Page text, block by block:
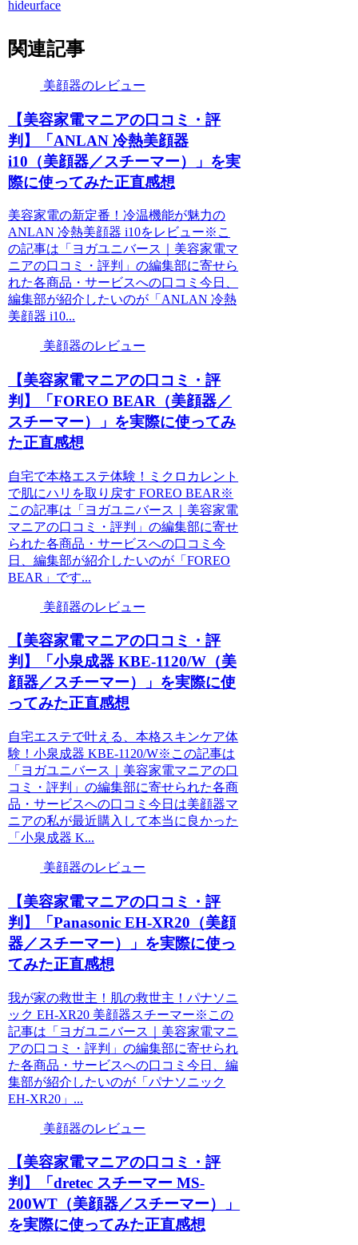
hideurface
関連記事
美顔器のレビュー
【美容家電マニアの口コミ・評
判】「ANLAN 冷熱美顔器
i10（美顔器／スチーマー）」を実
際に使ってみた正直感想
美容家電の新定番！冷温機能が魅力の
ANLAN 冷熱美顔器 i10をレビュー※こ
の記事は「ヨガユニバース｜美容家電マ
ニアの口コミ・評判」の編集部に寄せら
れた各商品・サービスへの口コミ今日、
編集部が紹介したいのが「ANLAN 冷熱
美顔器 i10...
美顔器のレビュー
【美容家電マニアの口コミ・評
判】「FOREO BEAR（美顔器／
スチーマー）」を実際に使ってみ
た正直感想
自宅で本格エステ体験！ミクロカレント
で肌にハリを取り戻す FOREO BEAR※
この記事は「ヨガユニバース｜美容家電
マニアの口コミ・評判」の編集部に寄せ
られた各商品・サービスへの口コミ今
日、編集部が紹介したいのが「FOREO
BEAR」です...
美顔器のレビュー
【美容家電マニアの口コミ・評
判】「小泉成器 KBE-1120/W（美
顔器／スチーマー）」を実際に使
ってみた正直感想
自宅エステで叶える、本格スキンケア体
験！小泉成器 KBE-1120/W※この記事は
「ヨガユニバース｜美容家電マニアの口
コミ・評判」の編集部に寄せられた各商
品・サービスへの口コミ今日は美顔器マ
ニアの私が最近購入して本当に良かった
「小泉成器 K...
美顔器のレビュー
【美容家電マニアの口コミ・評
判】「Panasonic EH-XR20（美顔
器／スチーマー）」を実際に使っ
てみた正直感想
我が家の救世主！肌の救世主！パナソニ
ック EH-XR20 美顔器スチーマー※この
記事は「ヨガユニバース｜美容家電マニ
アの口コミ・評判」の編集部に寄せられ
た各商品・サービスへの口コミ今日、編
集部が紹介したいのが「パナソニック
EH-XR20」...
美顔器のレビュー
【美容家電マニアの口コミ・評
判】「dretec スチーマー MS-
200WT（美顔器／スチーマー）」
を実際に使ってみた正直感想